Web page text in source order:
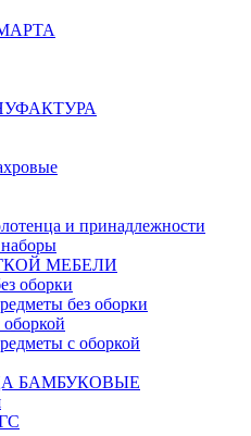
и принадлежности
МЕБЕЛИ
оборки
без оборки
с оборкой
БАМБУКОВЫЕ